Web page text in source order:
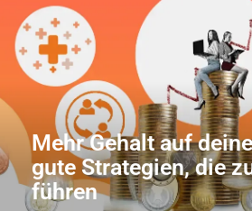
Mehr Gehalt auf
gute Strategien, die
führen